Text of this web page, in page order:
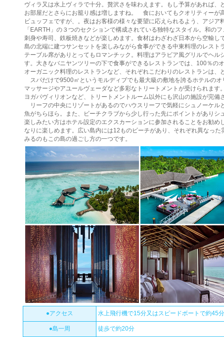
ヴィラ又は水上ヴィラで十分。贅沢さを味わえます。もし予算があれば
お部屋だとさらにお籠り感は増しますね。 食においてもクオリティーが
ビュッフェですが、。夜はお客様の様々な要望に応えられるよう、アジ
「EARTH」の３つのセクションで構成されている独特なスタイル。和の
刺身や寿司、鉄板焼きなどが楽しめます。食材はわざわざ日本から空輸し
島の北端に建つサンセットを楽しみながら食事ができる中東料理のレス
テーブル席がありとってもロマンチック。料理はアラビア風グリルでヘル
す。大きなバニヤンツリーの下で食事ができるレストランでは、100％の
オーガニック料理のレストランなど、それぞれこだわりのレストランは
スパだけで9500㎡というモルディブでも最大級の敷地を誇るホテルの
マッサージやアユールヴェーダなど多彩なトリートメントが受けられま
ヨガパヴィリオンなど、トリートメントルーム以外にも沢山の施設が完備
リーフの中央にリゾートがあるのでハウスリーフで気軽にシュノーケル
魚がちらほら。また、ビーチクラブから少し行った先にポイントがあり
楽しみたい方はホテル設定のエクスカーションに参加されることをお勧
なりに楽しめます。広い島内には12ものビーチがあり、それぞれ異なっ
みるのもこの島の過ごし方の一つです。
●アクセス 水上飛行機で15分又はスピードボートで約45分
●島一周 徒歩で約20分